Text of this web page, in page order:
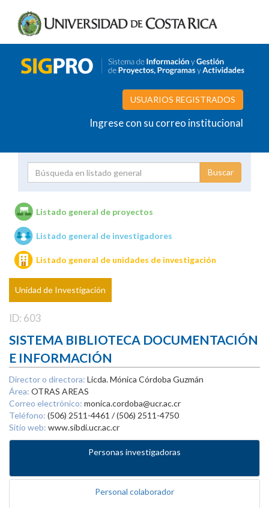
USUARIOS REGISTRADOS
Ingrese con su correo institucional
Unidades de investigación
Listado general de proyectos
Listado general de investigadores
Listado general de unidades de investigación
Unidad de Investigación
ID: 603
SISTEMA BIBLIOTECA DOCUMENTACIÓN
E INFORMACIÓN
Director o directora: Licda. Mónica Córdoba Guzmán
Área: OTRAS AREAS
Correo electrónico: monica.cordoba@ucr.ac.cr
Teléfono: (506) 2511-4461 / (506) 2511-4750
Sitio web: www.sibdi.ucr.ac.cr
Personas investigadoras
Personal colaborador